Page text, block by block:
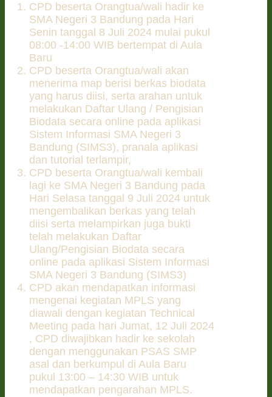
CPD beserta Orangtua/wali hadir ke
SMA Negeri 3 Bandung pada Hari
Senin tanggal 8 Juli 2024 mulai pukul
08:00 -14:00 WIB bertempat di Aula
Baru
CPD beserta Orangtua/wali akan
menerima map berisi berkas biodata
yang harus diisi, serta arahan untuk
melakukan Daftar Ulang / Pengisian
Biodata secara online pada aplikasi
Sistem Informasi SMA Negeri 3
Bandung (SIMS3), pranala aplikasi
dan tutorial terlampir,
CPD beserta Orangtua/wali kembali
lagi ke SMA Negeri 3 Bandung pada
Hari Selasa tanggal 9 Juli 2024 untuk
mengembalikan berkas yang telah
diisi serta melampirkan juga bukti
telah melakukan Daftar
Ulang/Pengisian Biodata secara
online pada aplikasi Sistem Informasi
SMA Negeri 3 Bandung (SIMS3)
CPD akan mendapatkan informasi
mengenai kegiatan MPLS yang
diawali dengan kegiatan Technical
Meeting pada hari Jumat, 12 Juli 2024
, CPD diwajibkan hadir ke sekolah
dengan menggunakan PSAS SMP
asal dan berkumpul di Aula Baru
pukul 13:00 – 14:30 WIB untuk
mendapatkan pengarahan MPLS.